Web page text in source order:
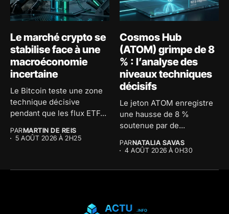
Le marché crypto se
stabilise face à une
macroéconomie
incertaine
Le Bitcoin teste une zone
technique décisive
pendant que les flux ETF...
PARMARTIN DE REIS
5 AOÛT 2026 À 2H25
Cosmos Hub
(ATOM) grimpe de 8
% : l’analyse des
niveaux techniques
décisifs
Le jeton ATOM enregistre
une hausse de 8 %
soutenue par de...
PARNATALIA SAVAS
4 AOÛT 2026 À 0H30